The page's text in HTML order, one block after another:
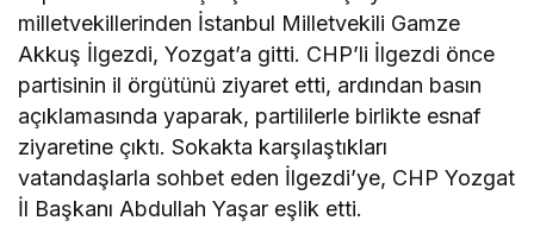
milletvekillerinden İstanbul Milletvekili Gamze
Akkuş İlgezdi, Yozgat’a gitti. CHP’li İlgezdi önce
partisinin il örgütünü ziyaret etti, ardından basın
açıklamasında yaparak, partililerle birlikte esnaf
ziyaretine çıktı. Sokakta karşılaştıkları
vatandaşlarla sohbet eden İlgezdi’ye, CHP Yozgat
İl Başkanı Abdullah Yaşar eşlik etti.